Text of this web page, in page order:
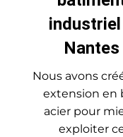
Nantes
Nous avons
extension en
acier pour
exploiter